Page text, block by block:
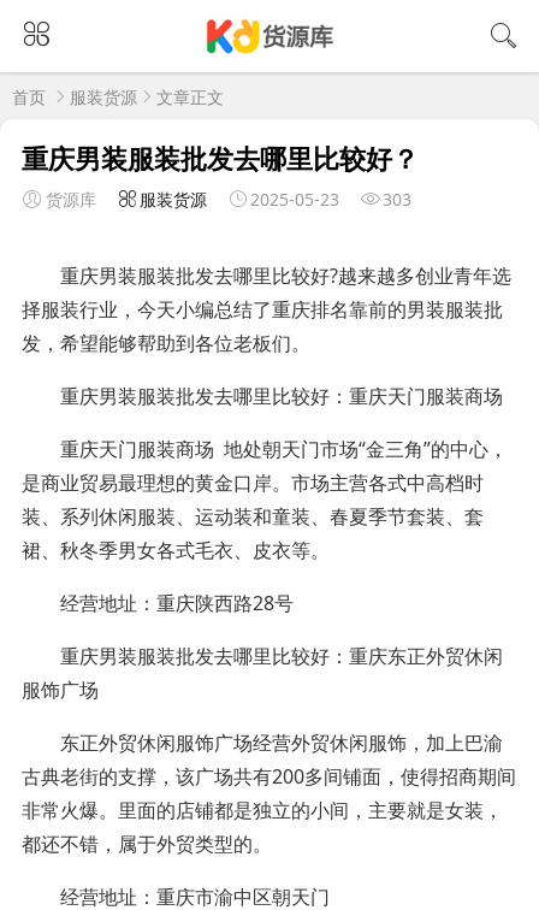
首页 服装货源 文章正文
重庆男装服装批发去哪里比较好？
货源库 服装货源 2025-05-23 303
重庆男装服装批发去哪里比较好?越来越多创业青年选
择服装行业，今天小编总结了重庆排名靠前的男装服装批
发，希望能够帮助到各位老板们。
重庆男装服装批发去哪里比较好：重庆天门服装商场
重庆天门服装商场 地处朝天门市场“金三角”的中心，
是商业贸易最理想的黄金口岸。市场主营各式中高档时
装、系列休闲服装、运动装和童装、春夏季节套装、套
裙、秋冬季男女各式毛衣、皮衣等。
经营地址：重庆陕西路28号
重庆男装服装批发去哪里比较好：重庆东正外贸休闲
服饰广场
东正外贸休闲服饰广场经营外贸休闲服饰，加上巴渝
古典老街的支撑，该广场共有200多间铺面，使得招商期间
非常火爆。里面的店铺都是独立的小间，主要就是女装，
都还不错，属于外贸类型的。
经营地址：重庆市渝中区朝天门